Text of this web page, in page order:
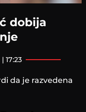
dobija
17:23
da je razvedena